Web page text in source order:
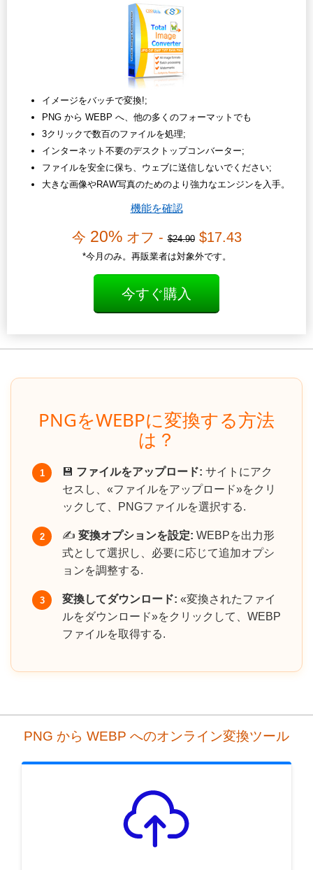
イメージをバッチで変換!;
PNG から WEBP へ、他の多くのフォーマットでも
3クリックで数百のファイルを処理;
インターネット不要のデスクトップコンバーター;
ファイルを安全に保ち、ウェブに送信しないでください;
大きな画像やRAW写真のためのより強力なエンジンを入手。
機能を確認
今 20%オフ -$24.90$17.43
*今月のみ。再販業者は対象外です。
今すぐ購入
PNGをWEBPに変換する方法
は？
1 💾 ファイルをアップロード: サイトにアク
セスし、«ファイルをアップロード»をクリ
ックして、PNGファイルを選択する.
2 ✍️ 変換オプションを設定: WEBPを出力形
式として選択し、必要に応じて追加オプシ
ョンを調整する.
3 変換してダウンロード: «変換されたファイ
ルをダウンロード»をクリックして、WEBP
ファイルを取得する.
PNG から WEBP へのオンライン変換ツール